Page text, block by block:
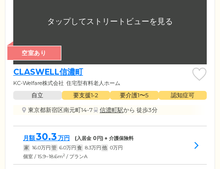
空室あり
CLASWELL信濃町
KC-Welfare株式会社 住宅型有料老人ホーム
自立 要支援1•2 要介護1〜5
認知症可
東京都新宿区南元町14-7
信濃町駅から 徒歩3分
月額30.3 万円 (入居金 0円) + 介護保険料
家 16.0万円 管 6.0万円 食 8.3万円 他 0万円
個室 / 15.9~18.6m2 / プランA